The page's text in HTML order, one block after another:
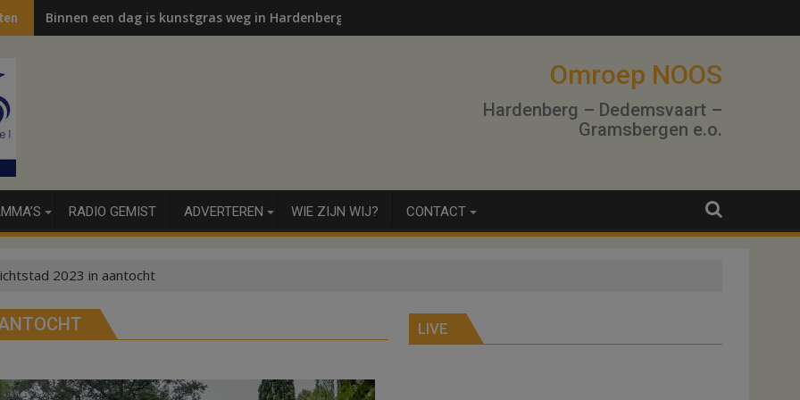
Binnen een dag is kunstgras weg in Hardenberg en Sibculo
Omroep NOOS
Hardenberg – Dedemsvaart –
Gramsbergen e.o.
RADIO GEMIST ADVERTEREN WIE ZIJN WIJ? CONTACT
2023 in aantocht
LIVE